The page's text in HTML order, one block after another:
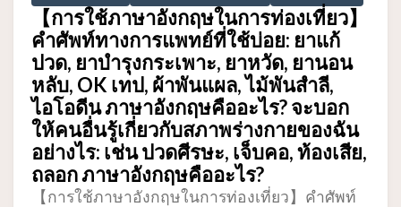
【การใช้ภาษาอังกฤษในการท่องเที่ยว】
คำศัพท์ทางการแพทย์ที่ใช้บ่อย: ยาแก้
ปวด, ยาบำรุงกระเพาะ, ยาหวัด, ยานอน
หลับ, OK เทป, ผ้าพันแผล, ไม้พันสำลี,
ไอโอดีน ภาษาอังกฤษคืออะไร? จะบอก
ให้คนอื่นรู้เกี่ยวกับสภาพร่างกายของฉัน
อย่างไร: เช่น ปวดศีรษะ, เจ็บคอ, ท้องเสีย,
ถลอก ภาษาอังกฤษคืออะไร?
【การใช้ภาษาอังกฤษในการท่องเที่ยว】คำศัพท์